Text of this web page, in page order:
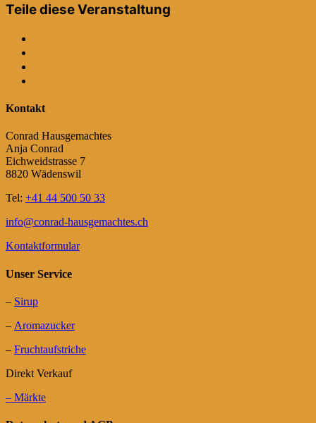
Teile diese Veranstaltung
Kontakt
Conrad Hausgemachtes
Anja Conrad
Eichweidstrasse 7
8820 Wädenswil
Tel: +41 44 500 50 33
info@conrad-hausgemachtes.ch
Kontaktformular
Unser Service
– Sirup
– Aromazucker
– Fruchtaufstriche
Direkt Verkauf
– Märkte